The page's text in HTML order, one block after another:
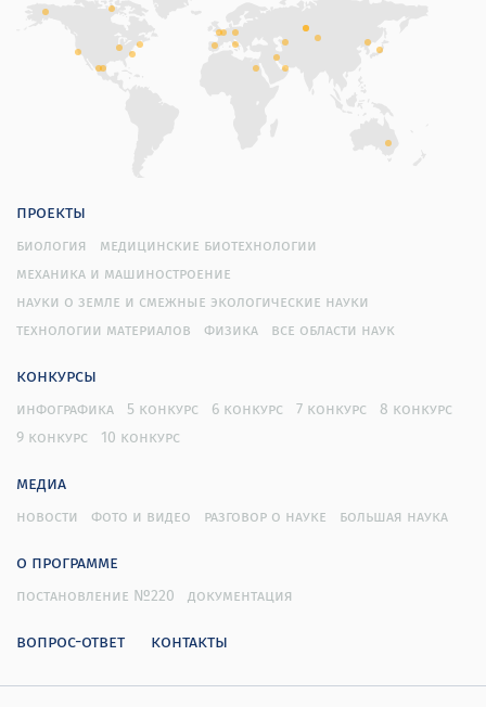
проекты
биология
медицинские биотехнологии
механика и машиностроение
науки о земле и смежные экологические науки
технологии материалов
физика все области наук
конкурсы
инфографика 5 конкурс 6 конкурс 7 конкурс
8 конкурс
9 конкурс
10 конкурс
медиа
новости фото и видео разговор о науке большая наука
о программе
постановление №220 документация
вопрос-ответ контакты